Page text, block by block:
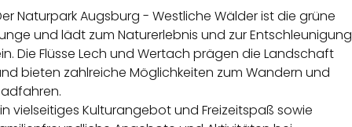
Naturpark Augsburg - Westliche Wälder ist die grüne
und lädt zum Naturerlebnis und zur Entschleunigung
Die Flüsse Lech und Wertach prägen die Landschaft
bieten zahlreiche Möglichkeiten zum Wandern und
vielseitiges Kulturangebot und Freizeitspaß sowie